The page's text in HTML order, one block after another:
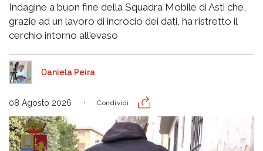
Indagine a buon fine della Squadra Mobile di Asti che,
grazie ad un lavoro di incrocio dei dati, ha ristretto il
cerchio intorno all'evaso
Daniela Peira
08 Agosto 2026 Condividi